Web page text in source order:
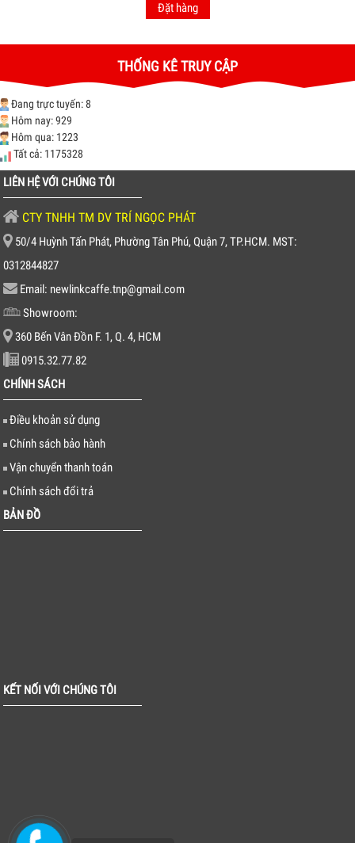
Đặt hàng
THỐNG KÊ TRUY CẬP
Đang trực tuyến: 8
Hôm nay: 929
Hôm qua: 1223
Tất cả: 1175328
LIÊN HỆ VỚI CHÚNG TÔI
CTY TNHH TM DV TRÍ NGỌC PHÁT
50/4 Huỳnh Tấn Phát, Phường Tân Phú, Quận 7, TP.HCM. MST:
0312844827
Email: newlinkcaffe.tnp@gmail.com
Showroom:
360 Bến Vân Đồn F. 1, Q. 4, HCM
0915.32.77.82
CHÍNH SÁCH
Điều khoản sử dụng
Chính sách bảo hành
Vận chuyển thanh toán
Chính sách đổi trả
BẢN ĐỒ
KẾT NỐI VỚI CHÚNG TÔI